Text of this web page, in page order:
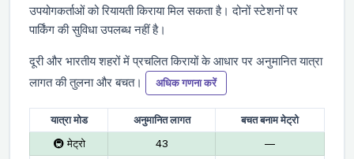
उपयोगकर्ताओं को रियायती किराया मिल सकता है। दोनों स्टेशनों पर
पार्किंग की सुविधा उपलब्ध नहीं है।
दूरी और भारतीय शहरों में प्रचलित किरायों के आधार पर अनुमानित यात्रा
लागत की तुलना और बचत।
अधिक गणना करें
यात्रा मोड अनुमानित लागत
बचत बनाम मेट्रो
🚇 मेट्रो
₹43
—